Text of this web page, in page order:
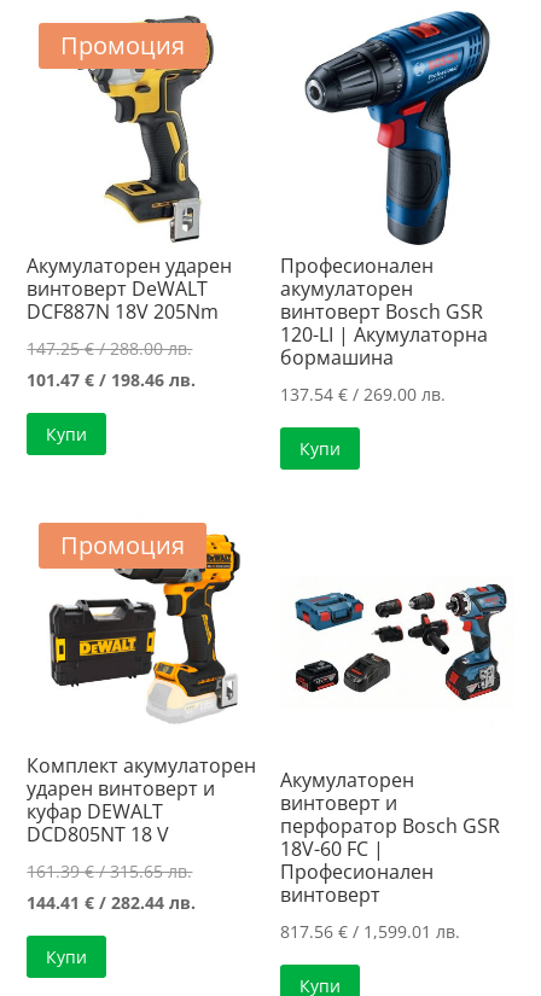
199.49 лв..
324.45 лв..
Промоция
Акумулаторен ударен
винтоверт DeWALT
DCF887N 18V 205Nm
147.25€/ 288.00 лв.Original
price
101.47€ / 198.46 лв.
198.46 лв..
Купи
Професионален
акумулаторен
винтоверт Bosch GSR
120-LI | Акумулаторна
бормашина
137.54€ / 269.00 лв.
Купи
Промоция
Комплект акумулаторен
ударен винтоверт и
куфар DEWALT
DCD805NT 18 V
161.39€/ 315.65 лв.Original
price
144.41€ / 282.44 лв.
Купи
Акумулаторен
винтоверт и
перфоратор Bosch GSR
18V-60 FC |
Професионален
винтоверт
817.56€ / 1,599.01 лв.
Купи